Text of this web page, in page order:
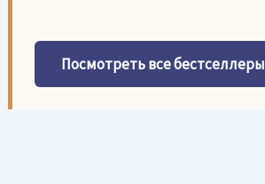
Посмотреть все бестселлеры